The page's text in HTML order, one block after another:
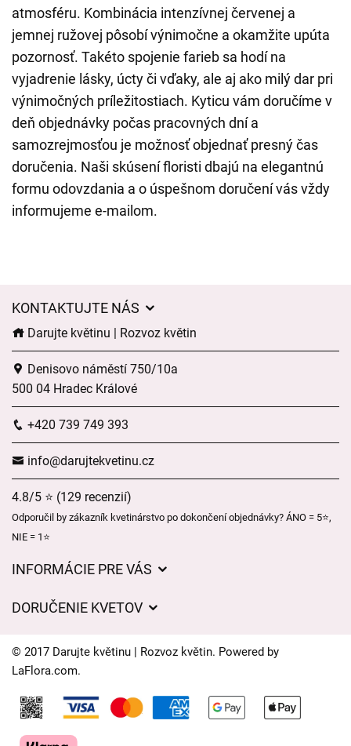
atmosféru. Kombinácia intenzívnej červenej a
jemnej ružovej pôsobí výnimočne a okamžite upúta
pozornosť. Takéto spojenie farieb sa hodí na
vyjadrenie lásky, úcty či vďaky, ale aj ako milý dar pri
výnimočných príležitostiach. Kyticu vám doručíme v
deň objednávky počas pracovných dní a
samozrejmosťou je možnosť objednať presný čas
doručenia. Naši skúsení floristi dbajú na elegantnú
formu odovzdania a o úspešnom doručení vás vždy
informujeme e-mailom.
KONTAKTUJTE NÁS
Darujte květinu | Rozvoz květin
Denisovo náměstí 750/10a
500 04 Hradec Králové
+420 739 749 393
info@darujtekvetinu.cz
4.8/5 ⭐ (129 recenzií)
Odporučil by zákazník kvetinárstvo po dokončení objednávky? ÁNO = 5⭐,
NIE = 1⭐
INFORMÁCIE PRE VÁS
Časy doručenia kvetov – prehľad možností
DORUČENIE KVETOV
Kam doručujeme kvety
Kontaktujte nás
© 2017 Darujte květinu | Rozvoz květin. Powered by
LaFlora.com.